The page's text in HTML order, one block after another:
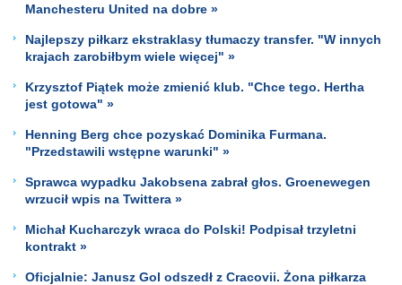
Manchesteru United na dobre »
Najlepszy piłkarz ekstraklasy tłumaczy transfer. "W innych
krajach zarobiłbym wiele więcej" »
Krzysztof Piątek może zmienić klub. "Chce tego. Hertha
jest gotowa" »
Henning Berg chce pozyskać Dominika Furmana.
"Przedstawili wstępne warunki" »
Sprawca wypadku Jakobsena zabrał głos. Groenewegen
wrzucił wpis na Twittera »
Michał Kucharczyk wraca do Polski! Podpisał trzyletni
kontrakt »
Oficjalnie: Janusz Gol odszedł z Cracovii. Żona piłkarza